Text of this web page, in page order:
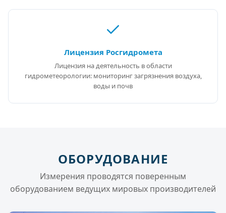
Лицензия Росгидромета
Лицензия на деятельность в области
гидрометеорологии: мониторинг загрязнения воздуха,
воды и почв
ОБОРУДОВАНИЕ
Измерения проводятся поверенным
оборудованием ведущих мировых производителей